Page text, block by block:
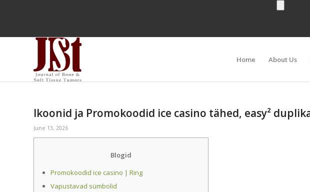
Home About Us
Ikoonid ja Promokoodid ice casino tähed, easy²
June 13, 2026
Blogid
Promokoodid ice casino | Ring
Vapustavad sümbolid